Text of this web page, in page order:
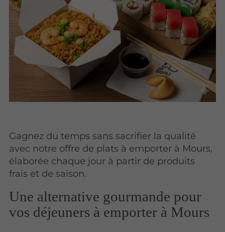
Gagnez du temps sans sacrifier la qualité
avec notre offre de plats à emporter à Mours,
élaborée chaque jour à partir de produits
frais et de saison.
Une alternative gourmande pour
vos déjeuners à emporter à Mours